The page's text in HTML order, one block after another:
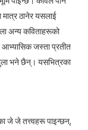
ठानेर यसलाई
अन्य कविताहरूको
आभ्यासिक जस्ता प्रतीत
भने छैन्। यसभित्रका
जे जे तत्त्वहरू पाइन्छन्,